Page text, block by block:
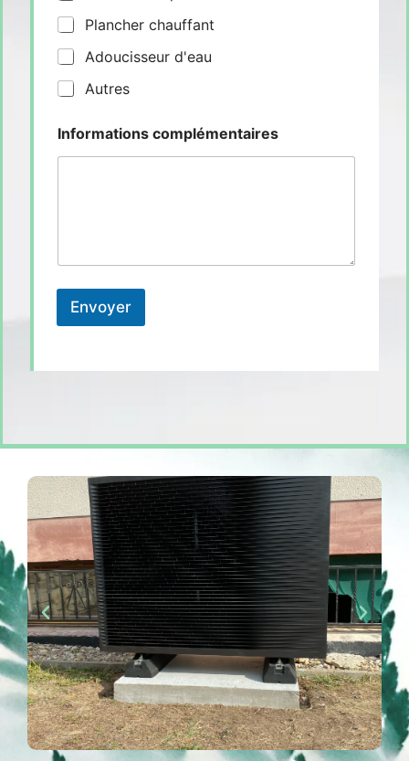
Plancher chauffant
Adoucisseur d'eau
Autres
Informations complémentaires
Envoyer